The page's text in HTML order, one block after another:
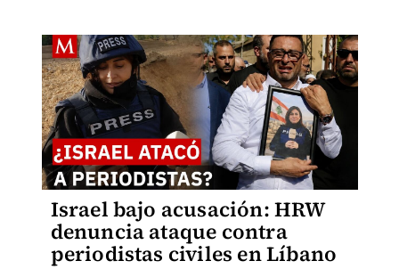
Israel bajo acusación: HRW
denuncia ataque contra
periodistas civiles en Líbano